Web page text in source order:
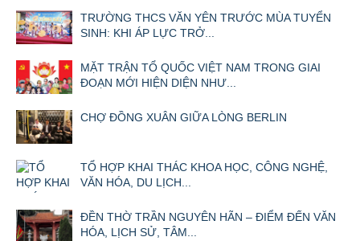
TRƯỜNG THCS VĂN YÊN TRƯỚC MÙA TUYỂN
SINH: KHI ÁP LỰC TRỞ...
MẶT TRẬN TỔ QUỐC VIỆT NAM TRONG GIAI
ĐOẠN MỚI HIỆN DIỆN NHƯ...
CHỢ ĐỒNG XUÂN GIỮA LÒNG BERLIN
TỔ HỢP KHAI THÁC KHOA HỌC, CÔNG NGHỆ,
VĂN HÓA, DU LỊCH...
ĐỀN THỜ TRẦN NGUYÊN HÃN – ĐIỂM ĐẾN VĂN
HÓA, LỊCH SỬ, TÂM...